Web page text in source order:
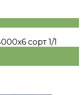
сорт 1/1